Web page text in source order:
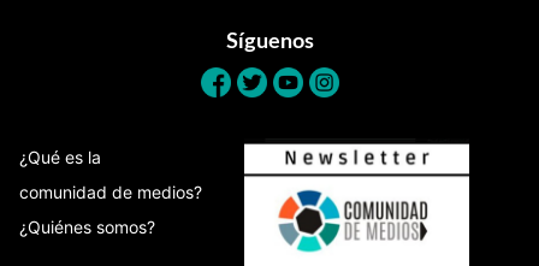
Síguenos
¿Qué es la
comunidad de medios?
¿Quiénes somos?